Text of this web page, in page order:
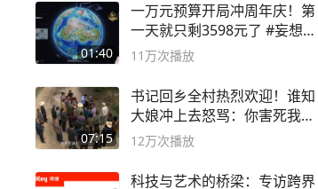
01:40
一万元预算开局冲周年庆！第
一天就只剩3598元了 #妄想山
海
11万次播放
07:15
书记回乡全村热烈欢迎！谁知
大娘冲上去怒骂：你害死我儿
子
12万次播放
科技与艺术的桥梁：专访跨界